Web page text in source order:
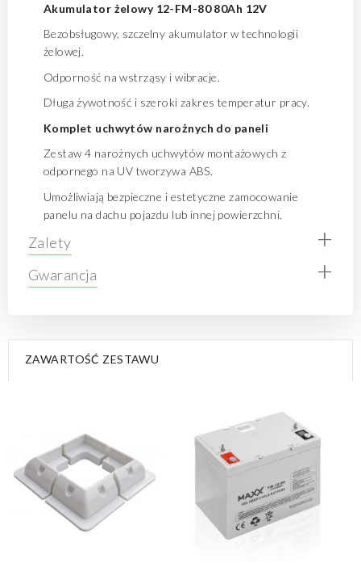
Akumulator żelowy 12-FM-80 80Ah 12V
Bezobsługowy, szczelny akumulator w technologii
żelowej.
Odporność na wstrząsy i wibracje.
Długa żywotność i szeroki zakres temperatur pracy.
Komplet uchwytów narożnych do paneli
Zestaw 4 narożnych uchwytów montażowych z
odpornego na UV tworzywa ABS.
Umożliwiają bezpieczne i estetyczne zamocowanie
panelu na dachu pojazdu lub innej powierzchni.
Zalety +
Gwarancja +
ZAWARTOŚĆ ZESTAWU